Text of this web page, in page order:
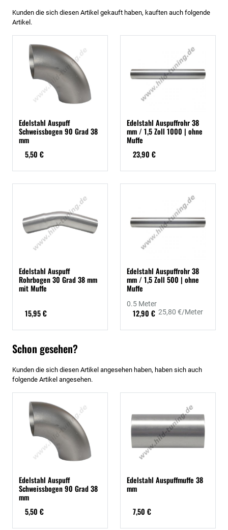
Kunden die sich diesen Artikel gekauft haben, kauften auch folgende
Artikel.
Edelstahl Auspuff
Schweissbogen 90 Grad 38
mm
5,50 €
Edelstahl Auspuffrohr 38
mm / 1,5 Zoll 1000 | ohne
Muffe
23,90 €
Edelstahl Auspuff
Rohrbogen 30 Grad 38 mm
mit Muffe
15,95 €
Edelstahl Auspuffrohr 38
mm / 1,5 Zoll 500 | ohne
Muffe
12,90 € 25,80 €/Meter
0.5 Meter
Schon gesehen?
Kunden die sich diesen Artikel angesehen haben, haben sich auch
folgende Artikel angesehen.
Edelstahl Auspuff
Schweissbogen 90 Grad 38
mm
5,50 €
Edelstahl Auspuffmuffe 38
mm
7,50 €